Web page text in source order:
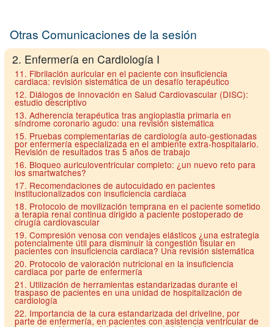
Otras Comunicaciones de la sesión
2. Enfermería en Cardiología I
11. Fibrilación auricular en el paciente con insuficiencia
cardiaca: revisión sistemática de un desafío terapéutico
12. Diálogos de Innovación en Salud Cardiovascular (DISC):
estudio descriptivo
13. Adherencia terapéutica tras angioplastia primaria en
síndrome coronario agudo: una revisión sistemática
15. Pruebas complementarias de cardiología auto‐gestionadas
por enfermería especializada en el ambiente extra‐hospitalario.
Revisión de resultados tras 5 años de trabajo
16. Bloqueo auriculoventricular completo: ¿un nuevo reto para
los smartwatches?
17. Recomendaciones de autocuidado en pacientes
institucionalizados con insuficiencia cardiaca
18. Protocolo de movilización temprana en el paciente sometido
a terapia renal continua dirigido a paciente postoperado de
cirugía cardiovascular
19. Compresión venosa con vendajes elásticos ¿una estrategia
potencialmente útil para disminuir la congestión tisular en
pacientes con insuficiencia cardiaca? Una revisión sistemática
20. Protocolo de valoración nutricional en la insuficiencia
cardiaca por parte de enfermería
21. Utilización de herramientas estandarizadas durante el
traspaso de pacientes en una unidad de hospitalización de
cardiología
22. Importancia de la cura estandarizada del driveline, por
parte de enfermería, en pacientes con asistencia ventricular de